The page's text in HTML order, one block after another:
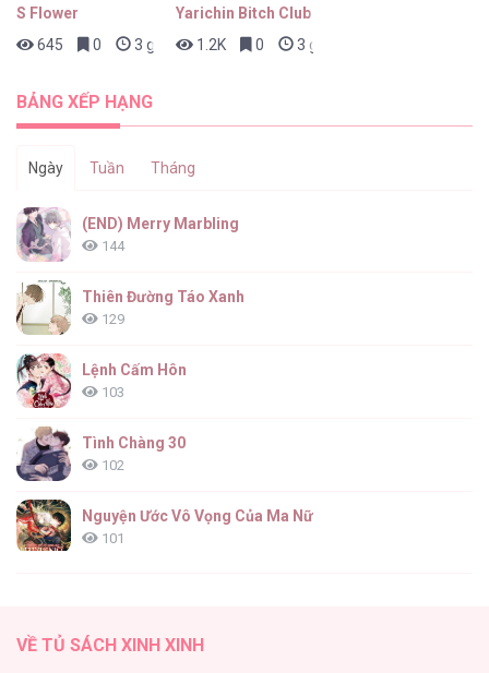
S Flower
645
0 3 giờ trước
Yarichin Bitch Club
1.2K
0 3 giờ trước
BẢNG XẾP HẠNG
Ngày Tuần Tháng
(END) Merry Marbling
144
Thiên Đường Táo Xanh
129
Lệnh Cấm Hôn
103
Tình Chàng 30
102
Nguyện Ước Vô Vọng Của Ma Nữ
101
VỀ TỦ SÁCH XINH XINH